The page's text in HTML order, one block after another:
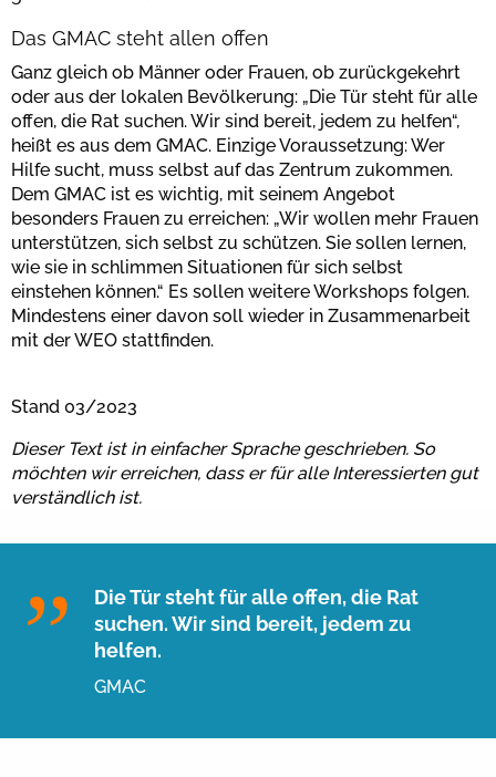
Das GMAC steht allen offen
Ganz gleich ob Männer oder Frauen, ob zurückgekehrt
oder aus der lokalen Bevölkerung: „Die Tür steht für alle
offen, die Rat suchen. Wir sind bereit, jedem zu helfen“,
heißt es aus dem GMAC. Einzige Voraussetzung: Wer
Hilfe sucht, muss selbst auf das Zentrum zukommen.
Dem GMAC ist es wichtig, mit seinem Angebot
besonders Frauen zu erreichen: „Wir wollen mehr Frauen
unterstützen, sich selbst zu schützen. Sie sollen lernen,
wie sie in schlimmen Situationen für sich selbst
einstehen können.“ Es sollen weitere Workshops folgen.
Mindestens einer davon soll wieder in Zusammenarbeit
mit der WEO stattfinden.
Stand 03/2023
Dieser Text ist in einfacher Sprache geschrieben. So
möchten wir erreichen, dass er für alle Interessierten gut
verständlich ist.
Die Tür steht für alle offen, die Rat
suchen. Wir sind bereit, jedem zu
helfen.
GMAC